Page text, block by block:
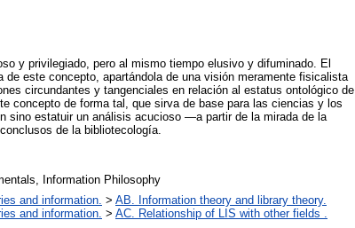
y privilegiado, pero al mismo tiempo elusivo y difuminado. El
este concepto, apartándola de una visión meramente fisicalista
circundantes y tangenciales en relación al estatus ontológico de
concepto de forma tal, que sirva de base para las ciencias y los
sino estatuir un análisis acucioso —a partir de la mirada de la
de la bibliotecología.
Information Philosophy
and information. > AB. Information theory and library theory.
and information. > AC. Relationship of LIS with other fields .